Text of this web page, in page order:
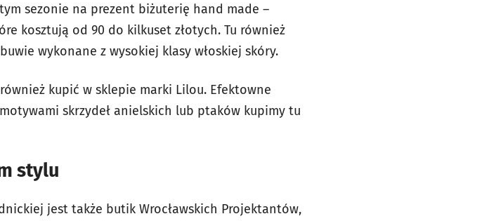
sezonie na prezent biżuterię hand made –
kosztują od 90 do kilkuset złotych. Tu również
wykonane z wysokiej klasy włoskiej skóry.
kupić w sklepie marki Lilou. Efektowne
skrzydeł anielskich lub ptaków kupimy tu
stylu
jest także butik Wrocławskich Projektantów,